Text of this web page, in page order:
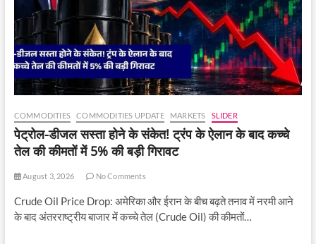
COMMODITIES COMMODITIES UPDATE MARKETS SLIDER
पेट्रोल-डीजल सस्ता होने के संकेत! ट्रंप के ऐलान के बाद कच्चे
तेल की कीमतों में 5% की बड़ी गिरावट
August 3, 2026 No Comments
Crude Oil Price Drop: अमेरिका और ईरान के बीच बढ़ते तनाव में नरमी आने
के बाद अंतरराष्ट्रीय बाजार में कच्चे तेल (Crude Oil) की कीमतों…